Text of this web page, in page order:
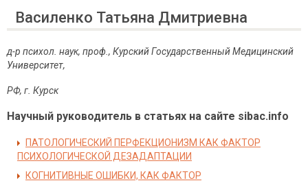
Василенко Татьяна Дмитриевна
д-р психол. наук, проф., Курский Государственный Медицинский
Университет,
РФ, г. Курск
Научный руководитель в статьях на сайте sibac.info
ПАТОЛОГИЧЕСКИЙ ПЕРФЕКЦИОНИЗМ КАК ФАКТОР
ПСИХОЛОГИЧЕСКОЙ ДЕЗАДАПТАЦИИ
КОГНИТИВНЫЕ ОШИБКИ, КАК ФАКТОР